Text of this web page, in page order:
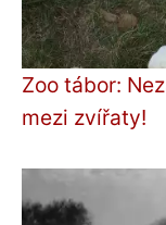
Zoo tábor:
mezi zvířaty!